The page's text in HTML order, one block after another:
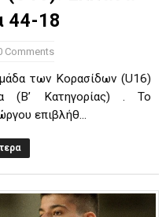
44-18
Comments
των Κορασίδων (U16)
(Β’ Κατηγορίας) . Το
επιβλήθ...